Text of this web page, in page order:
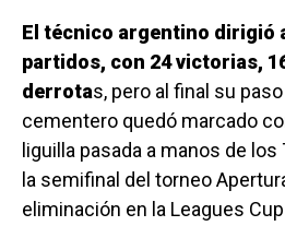
El técnico argentino dirigió
partidos, con 24 victorias,
derrotas, pero al final su
cementero quedó marcado
liguilla pasada a manos de los
la semifinal del torneo
eliminación en la Leagues